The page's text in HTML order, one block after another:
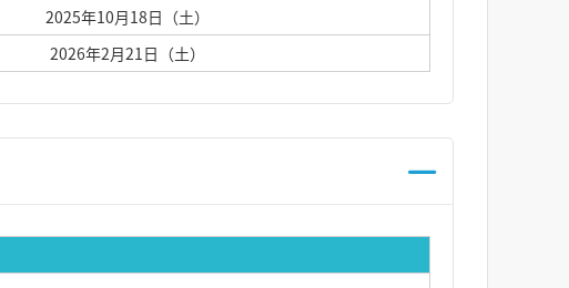
2025年10月18日（土）
2026年2月21日（土）